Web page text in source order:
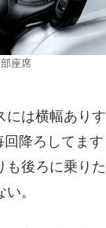
座席
は横幅ありす
回降ろしてま
も後ろに乗り
。